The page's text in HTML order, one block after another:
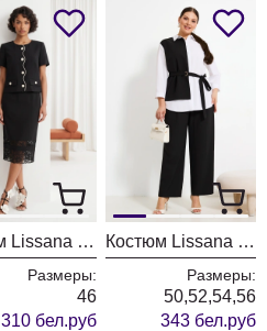
Костюм Lissana 5071
Размеры:
46
310 бел.руб
Костюм Lissana 4937
Размеры:
50,52,54,56
343 бел.руб